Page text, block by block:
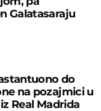
Galatasaraju
do
na pozajmici u
Real Madrida